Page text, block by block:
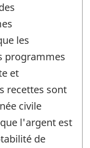
les
programmes
et
recettes sont
civile
l'argent est
de